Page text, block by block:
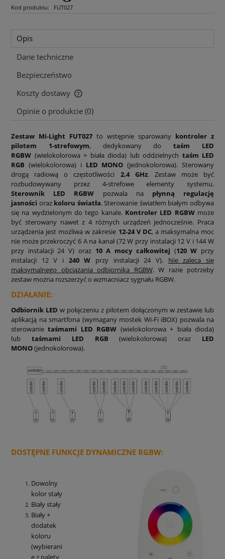
Kod produktu: FUT027
Opis
Dane techniczne
Bezpieczeństwo
Koszty dostawy
Cena nie zawiera ewentualnych kosztów płatności
Opinie o produkcie (0)
Zestaw Mi-Light FUT027 to wstępnie sparowany kontroler z
pilotem 1-strefowym, dedykowany dotaśm LED
RGBW (wielokolorowa + biała dioda) lub oddzielnych taśm LED
RGB (wielokolorowa) i LED MONO (jednokolorowa). Sterowany
drogą radiową o częstotliwości 2.4 GHz.
Zestaw może być
rozbudowywany przez 4-strefowe elementy systemu.
Sterownik LED RGBW pozwala na płynną regulację
jasności oraz koloru światła. Sterowanie światłem białym odbywa
się na wydzielonym do tego kanale. Kontroler LED RGBWmoże
być sterowany nawet z 4 różnych urządzeń jednocześnie. Praca
urządzenia jest możliwa w zakresie 12-24 V DC, a maksymalna moc
nie może przekroczyć 6 A na kanał (72 W przy instalacji 12 V i 144 W
przy instalacji 24 V) oraz 10 A mocy całkowitej (120 W przy
instalacji 12 V i 240 W przy instalacji 24 V). Nie zaleca się
maksymalnego obciążania odbiornika RGBW. W razie potrzeby
zestaw można rozszerzyć o wzmacniacz sygnału RGBW.
DZIAŁANIE:
Odbiornik LED w połączeniu z pilotem dołączonym w zestawie lub
aplikacją na smartfona (wymagany mostek Wi-Fi iBOX) pozwala na
sterowanietaśmami LED RGBW (wielokolorowa + biała dioda)
lub taśmami LED RGB (wielokolorowa) oraz LED
MONO(jednokolorowa).
DOSTĘPNE FUNKCJE DYNAMICZNE RGBW:
Dowolny
kolor stały
Biały stały
Biały +
dodatek
koloru
(wybierani
e z palety